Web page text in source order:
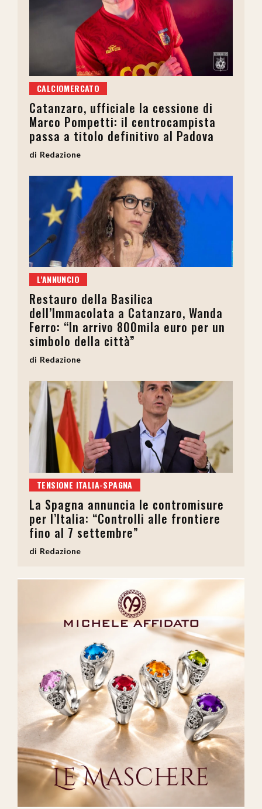
CALCIOMERCATO
Catanzaro, ufficiale la cessione di
Marco Pompetti: il centrocampista
passa a titolo definitivo al Padova
Redazione
L'ANNUNCIO
Restauro della Basilica
dell’Immacolata a Catanzaro, Wanda
Ferro: “In arrivo 800mila euro per un
simbolo della città”
Redazione
TENSIONE ITALIA-SPAGNA
La Spagna annuncia le contromisure
per l’Italia: “Controlli alle frontiere
fino al 7 settembre”
Redazione